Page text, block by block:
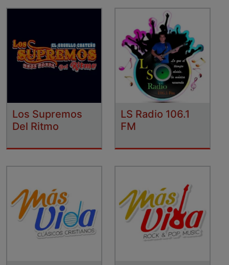
Los Supremos
Del Ritmo
LS Radio 106.1
FM